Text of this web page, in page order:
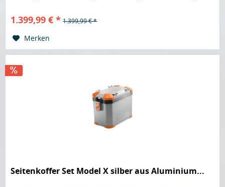
1.399,99 € * 1.399,99 € *
Merken
Seitenkoffer Set Model X silber aus Aluminium...